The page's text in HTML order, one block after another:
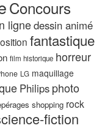
Concours
lignedessin animé
fantastique
film historique horreur
LG maquillage
Philips photo
shopping rock
fiction